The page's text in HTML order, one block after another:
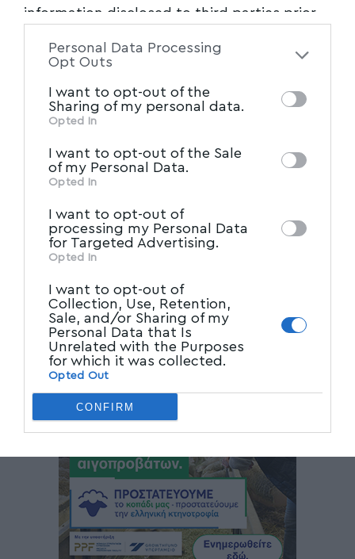
information disclosed to third parties prior
of the further disclosure of your personal
of downstream participants. This
information may also be disclosed by us to
Participantsthat may further disclose it to
other third parties.
Personal Data Processing
Opt Outs
I want to opt-out of the
Sharing of my personal data.
Opted In
I want to opt-out of the Sale
of my Personal Data.
Opted In
I want to opt-out of
processing my Personal Data
for Targeted Advertising.
Opted In
I want to opt-out of
Collection, Use, Retention,
Sale, and/or Sharing of my
Personal Data that Is
Unrelated with the Purposes
for which it was collected.
Opted Out
CONFIRM